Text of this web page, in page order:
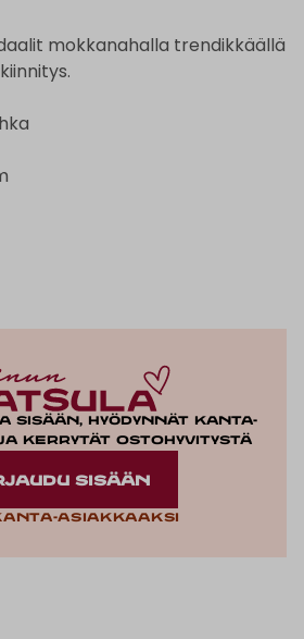
mokkanahalla trendikkäällä
sisään, hyödynnät kanta-
kerrytät ostohyvitystä
SISÄÄN
asiakkaaksi